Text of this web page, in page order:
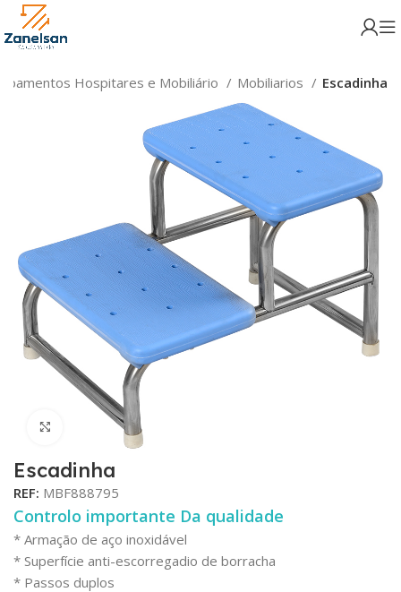
Hospitares e Mobiliário Mobiliarios Escadinha
Click para aumentar
Escadinha
REF: MBF888795
Controlo importante Da qualidade
* Armação de aço inoxidável
* Superfície anti-escorregadio de borracha
* Passos duplos